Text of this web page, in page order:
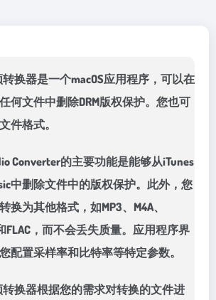
转换器是一个macOS应用程序，可以在
何文件中删除DRM版权保护。您也可
件格式。
Converter的主要功能是能够从iTunes
中删除文件中的版权保护。此外，您
换为其他格式，如MP3、M4A、
FLAC，而不会丢失质量。应用程序界
配置采样率和比特率等特定参数。
转换器根据您的需求对转换的文件进